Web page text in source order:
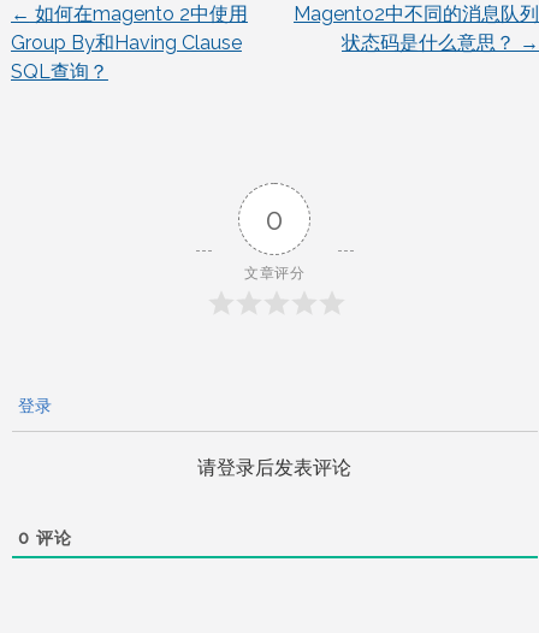
文
章
← 如何在magento 2中使用
Group By和Having Clause
SQL查询？
Magento2中不同的消息队列
状态码是什么意思？ →
0
文章评分
登录
请登录后发表评论
0 评论